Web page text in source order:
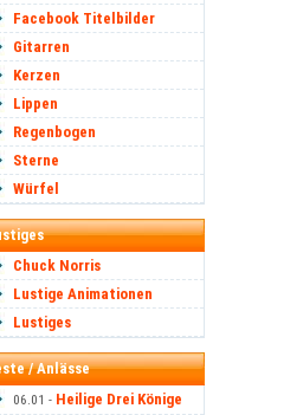
Facebook Titelbilder
Gitarren
Kerzen
Lippen
Regenbogen
Sterne
Würfel
Chuck Norris
Lustige Animationen
Lustiges
/ Anlässe
06.01 - Heilige Drei Könige